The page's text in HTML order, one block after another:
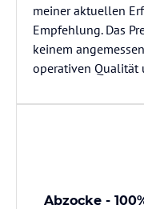
meiner aktuellen
Empfehlung. Das
keinem
operativen Qualität
Abzocke -